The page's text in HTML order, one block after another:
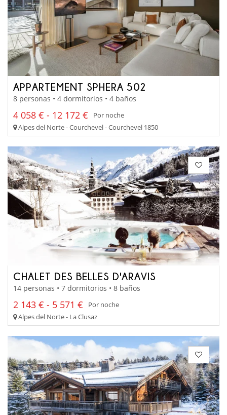
APPARTEMENT SPHERA 502
8 personas • 4 dormitorios • 4 baños
4 058 € - 12 172 €
Por noche
Alpes del Norte - Courchevel - Courchevel 1850
CHALET DES BELLES D'ARAVIS
14 personas • 7 dormitorios • 8 baños
2 143 € - 5 571 €
Por noche
Alpes del Norte - La Clusaz